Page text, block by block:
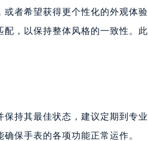
者希望获得更个性化的外观体
，以保持整体风格的一致性。
保持其最佳状态，建议定期到专
保手表的各项功能正常运作。